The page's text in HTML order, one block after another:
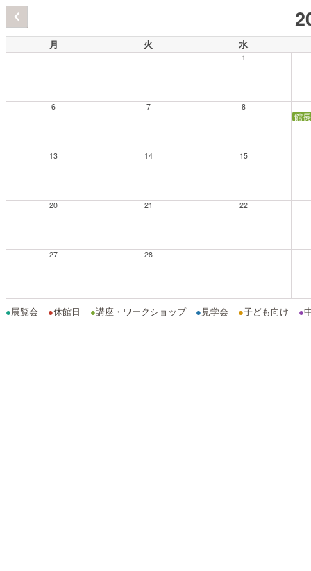
月 火 水
1
6 7 8
館
13 14 15
20 21 22
27 28
●展覧会 ●休館日 ●講座・ワークショップ ● 見学会 ●子ども向け ●